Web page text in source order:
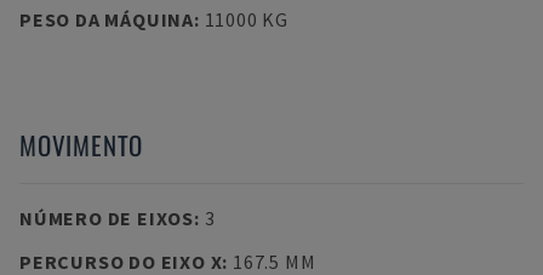
PESO DA MÁQUINA: 11000 KG
MOVIMENTO
NÚMERO DE EIXOS: 3
PERCURSO DO EIXO X: 167.5 MM